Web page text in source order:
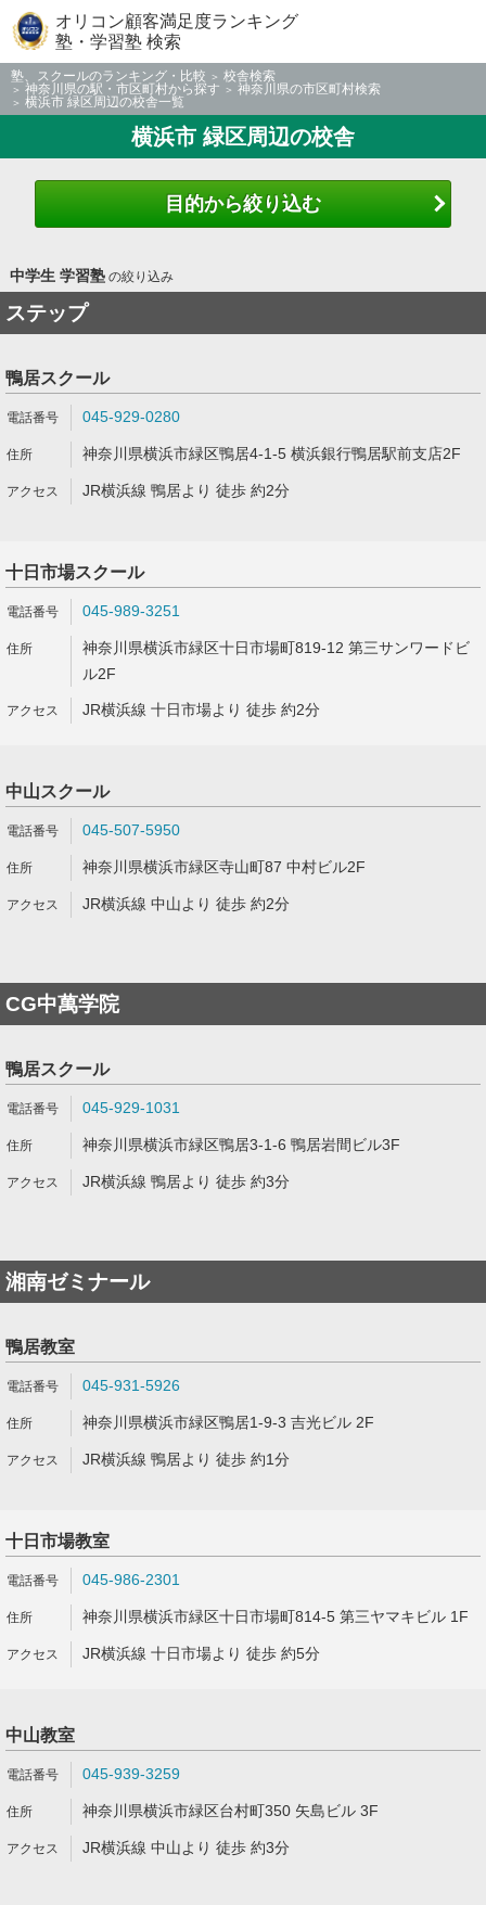
オリコン顧客満足度ランキング
塾・学習塾 検索
塾、スクールのランキング・比較
校舎検索
神奈川県の駅・市区町村から探す
神奈川県の市区町村検索
横浜市 緑区周辺の校舎一覧
横浜市 緑区周辺の校舎
目的から絞り込む
中学生 学習塾の絞り込み
ステップ
鴨居スクール
045-929-0280
神奈川県横浜市緑区鴨居4-1-5 横浜銀行鴨居駅前支店2F
JR横浜線 鴨居より 徒歩 約2分
十日市場スクール
045-989-3251
神奈川県横浜市緑区十日市場町819-12 第三サンワードビ
ル2F
JR横浜線 十日市場より 徒歩 約2分
中山スクール
045-507-5950
神奈川県横浜市緑区寺山町87 中村ビル2F
JR横浜線 中山より 徒歩 約2分
CG中萬学院
鴨居スクール
045-929-1031
神奈川県横浜市緑区鴨居3-1-6 鴨居岩間ビル3F
JR横浜線 鴨居より 徒歩 約3分
湘南ゼミナール
鴨居教室
045-931-5926
神奈川県横浜市緑区鴨居1-9-3 吉光ビル 2F
JR横浜線 鴨居より 徒歩 約1分
十日市場教室
045-986-2301
神奈川県横浜市緑区十日市場町814-5 第三ヤマキビル 1F
JR横浜線 十日市場より 徒歩 約5分
中山教室
045-939-3259
神奈川県横浜市緑区台村町350 矢島ビル 3F
JR横浜線 中山より 徒歩 約3分